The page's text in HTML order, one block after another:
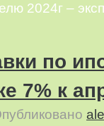
2024г –
по
7% к